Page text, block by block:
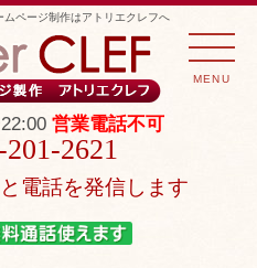
ムページ制作はアトリエクレフへ
営業電話不可
201-2621
電話を発信します
MENU